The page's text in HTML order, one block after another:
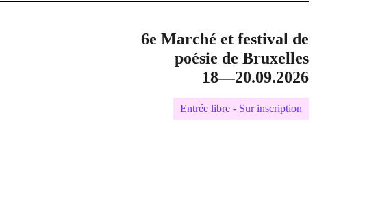
6e Marché et festival de
poésie de Bruxelles
18—20.09.2026
Entrée libre - Sur inscription